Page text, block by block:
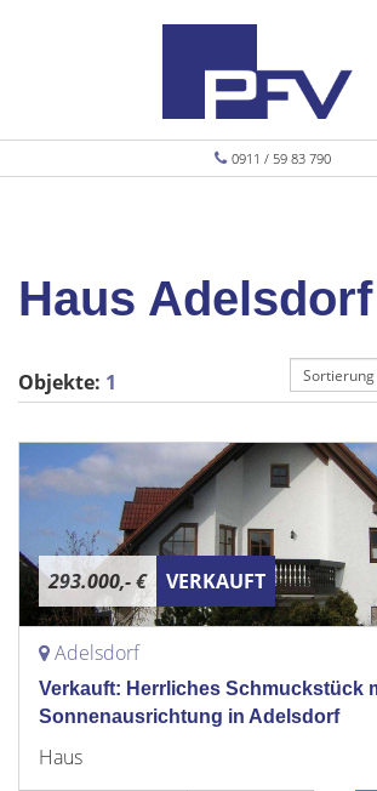
0911 / 59 83 790
Haus Adelsdorf
Objekte: 1
293.000,- € VERKAUFT
Adelsdorf
Verkauft: Herrliches Schmuckstück
Sonnenausrichtung in Adelsdorf
Haus